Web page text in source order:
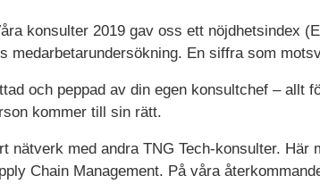
konsulter 2019 gav oss ett nöjdhetsindex
medarbetarundersökning. En siffra som
och peppad av din egen konsultchef – allt
kommer till sin rätt.
nätverk med andra TNG Tech-konsulter. Här
Chain Management. På våra